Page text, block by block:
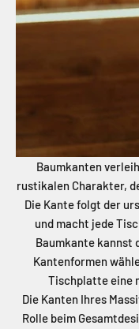
Baumkanten
rustikalen Charakter,
Die Kante folgt der
und macht jede
Baumkante kannst
Kantenformen
Tischplatte eine
Die Kanten Ihres
Rolle beim